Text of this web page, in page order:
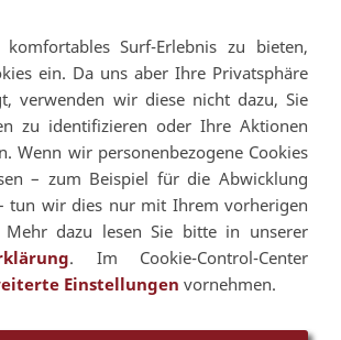
Surf-Erlebnis zu bieten,
ein. Da uns aber Ihre Privatsphäre
verwenden wir diese nicht dazu, Sie
zu identifizieren oder Ihre Aktionen
Wenn wir personenbezogene Cookies
– zum Beispiel für die Abwicklung
tun wir dies nur mit Ihrem vorherigen
Mehr dazu lesen Sie bitte in unserer
. Im Cookie-Control-Center
Einstellungen vornehmen.